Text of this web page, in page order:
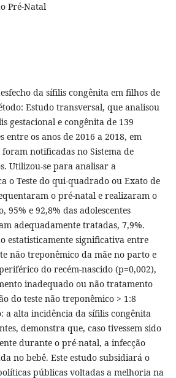
Pré-Natal
da sífilis congênita em filhos de
Estudo transversal, que analisou
gestacional e congênita de 139
entre os anos de 2016 a 2018, em
foram notificadas no Sistema de
Utilizou-se para analisar a
o Teste do qui-quadrado ou Exato de
o pré-natal e realizaram o
95% e 92,8% das adolescentes
adequadamente tratadas, 7,9%.
estatisticamente significativa entre
não treponêmico da mãe no parto e
do recém-nascido (p=0,002),
inadequado ou não tratamento
do teste não treponêmico > 1:8
a alta incidência da sífilis congênita
demonstra que, caso tivessem sido
durante o pré-natal, a infecção
no bebê. Este estudo subsidiará o
públicas voltadas a melhoria na